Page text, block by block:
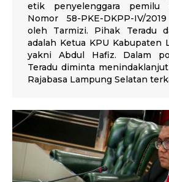
etik penyelenggara pemilu
Nomor 58-PKE-DKPP-IV/
oleh Tarmizi. Pihak Teradu
adalah Ketua KPU Kabupaten
yakni Abdul Hafiz. Dalam
Teradu diminta
Rajabasa Lampung Selatan